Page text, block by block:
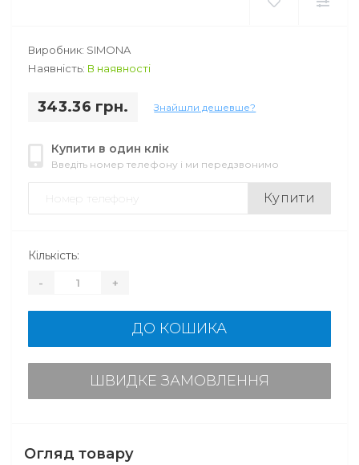
Виробник: SIMONA
Наявність: В наявності
343.36 грн. Знайшли дешевше?
Купити в один клік
Введіть номер телефону і ми передзвонимо
Купити
Кількість:
- +
ДО КОШИКА
ШВИДКЕ ЗАМОВЛЕННЯ
Огляд товару